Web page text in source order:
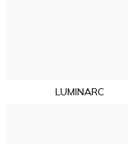
LUMINARC